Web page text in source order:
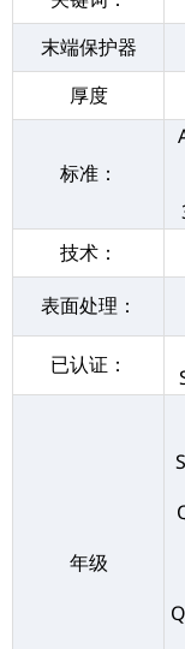
末端保护器
厚度
标准：
技术：
表面处理：
已认证：
年级